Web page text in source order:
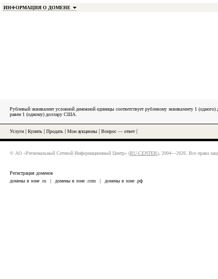
ИНФОРМАЦИЯ О ДОМЕНЕ
Рублевый эквивалент условной денежной единицы соответствует рублевому эквиваленту 1
равен 1 (одному) доллару США.
Услуги Купить Продать Мои аукционы Вопрос — ответ|
© АО «Региональный Сетевой Информационный Центр» (RU-CENTER), 2004—2026. Все права
Регистрация доменов
домены в зоне .ru
| домены в зоне .com | домены в зоне .рф